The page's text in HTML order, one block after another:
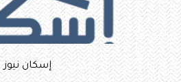
إسكان نيوز